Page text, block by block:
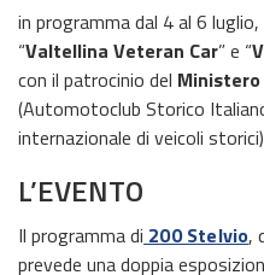
in programma dal 4 al 6
“Valtellina Veteran Car” e “
con il patrocinio del
(Automotoclub Storico
internazionale di veicoli
L’EVENTO
Il programma di 200 Stelvio,
prevede una doppia